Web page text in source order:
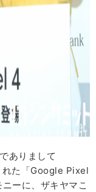
ありまして
れた「Google Pixel
ーに、ザキヤマこ